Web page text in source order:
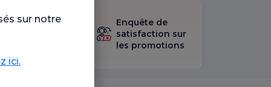
le
Enquête de
satisfaction sur
les promotions
sur notre
ici.